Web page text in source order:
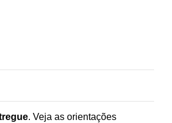
. Veja as orientações